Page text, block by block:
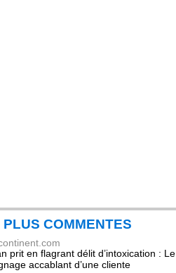
PLUS COMMENTES
prit en flagrant délit d’intoxication : Le
accablant d’une cliente